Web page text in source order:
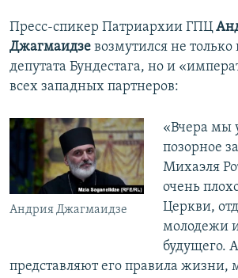
Пресс-спикер Патриархии ГПЦ
Джагмаидзе возмутился не
депутата Бундестага, но и
всех западных партнеров:
Андрия Джагмаидзе
«Вчера мы
позорное
Михаэля
очень
Церкви,
молодежи и
будущего.
представляют его правила жизни,